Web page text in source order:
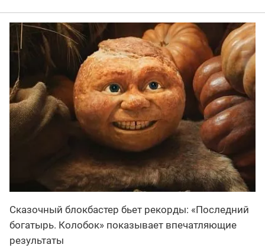
Сказочный блокбастер бьет рекорды: «Последний
богатырь. Колобок» показывает впечатляющие
результаты